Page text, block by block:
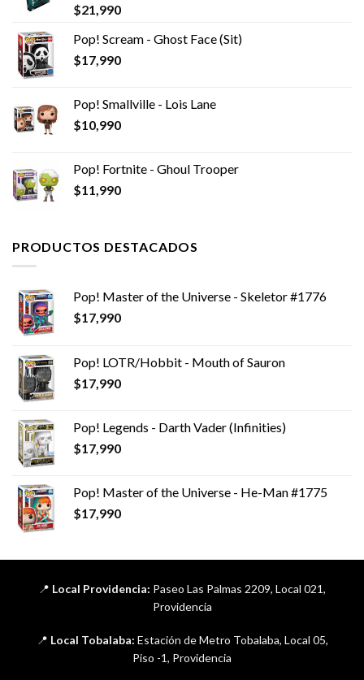
$21,990
Pop! Scream - Ghost Face (Sit)
$17,990
Pop! Smallville - Lois Lane
$10,990
Pop! Fortnite - Ghoul Trooper
$11,990
PRODUCTOS DESTACADOS
Pop! Master of the Universe - Skeletor #1776
$17,990
Pop! LOTR/Hobbit - Mouth of Sauron
$17,990
Pop! Legends - Darth Vader (Infinities)
$17,990
Pop! Master of the Universe - He-Man #1775
$17,990
📍 Local Providencia: Paseo Las Palmas 2209, Local 021,
Providencia
📍 Local Tobalaba: Estación de Metro Tobalaba, Local 05,
Piso -1, Providencia